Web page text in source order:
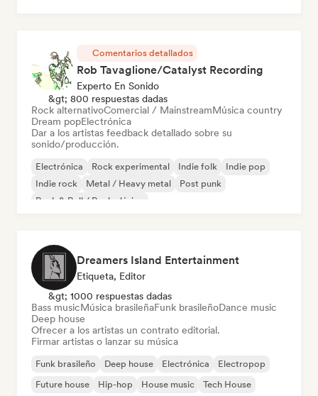
Comentarios detallados
Rob Tavaglione/Catalyst Recording
Experto En Sonido
&gt; 800 respuestas dadas
Rock alternativoComercial / MainstreamMúsica country
Dream popElectrónica
Dar a los artistas feedback detallado sobre su
sonido/producción.
Electrónica Rock experimental Indie folk
Indie pop
Indie rock
Metal / Heavy metal
Post punk
Rock & Roll / Rock clásico
Dreamers Island Entertainment
Etiqueta, Editor
&gt; 1000 respuestas dadas
Bass musicMúsica brasileñaFunk brasileñoDance music
Deep house
Ofrecer a los artistas un contrato editorial.
Firmar artistas o lanzar su música
Funk brasileño Deep house Electrónica
Electropop
Future house
Hip-hop House music Tech House